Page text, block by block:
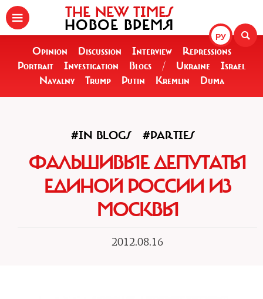
РУ
THE NEW TIMES
НОВОЕ ВРЕМЯ
Opinion Discussion Interview
Repressions
Portrait
Investigation Blogs / Ukraine
Israel
Navalny
Trump Putin Kremlin Duma
#IN BLOGS #PARTIES
ФАЛЬШИВЫЕ ДЕПУТАТЫ
ЕДИНОЙ РОССИИ ИЗ
МОСКВЫ
2012.08.16